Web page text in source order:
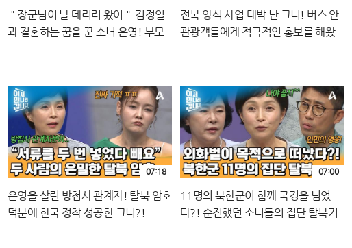
＂장군님이 날 데리러 왔어＂ 김정일
과 결혼하는 꿈을 꾼 소녀 은영! 부모
전복 양식 사업 대박 난 그녀! 버스 안
관광객들에게 적극적인 홍보를 해왔
은영을 살린 방첩사 관계자! 탈북 암호
덕분에 한국 정착 성공한 그녀?!
07:18
11명의 북한군이 함께 국경을 넘었
다?! 순진했던 소녀들의 집단 탈북기
07:00